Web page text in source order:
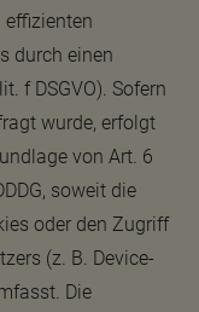
effizienten
durch einen
f DSGVO). Sofern
wurde, erfolgt
von Art. 6
soweit die
oder den Zugriff
(z. B. Device-
Die